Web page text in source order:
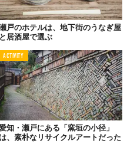
ることもありますが、新幹線
い値段でアクセスできます。
たら
の？
層に、やきものやガラスの原
（けいしゃ）が豊富に含まれ
のかを紹介します。
戸のホテルは、地下街のうなぎ屋
と居酒屋で選ぶ
ACTIVITY
知・瀬戸にある「窯垣の小径」
は、素朴なリサイクルアートだった